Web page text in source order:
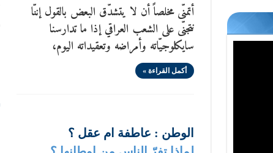
أتمنّى مخلصاً أن لا يتشدّق البعض بالقول إننّا
نتجنّى على الشعب العراقي إذا ما تدارسنا
سايكلوجيّاته وأمراضه وتعقيداته اليوم،
أكمل القراءة »
الوطن : عاطفة ام عقل ؟